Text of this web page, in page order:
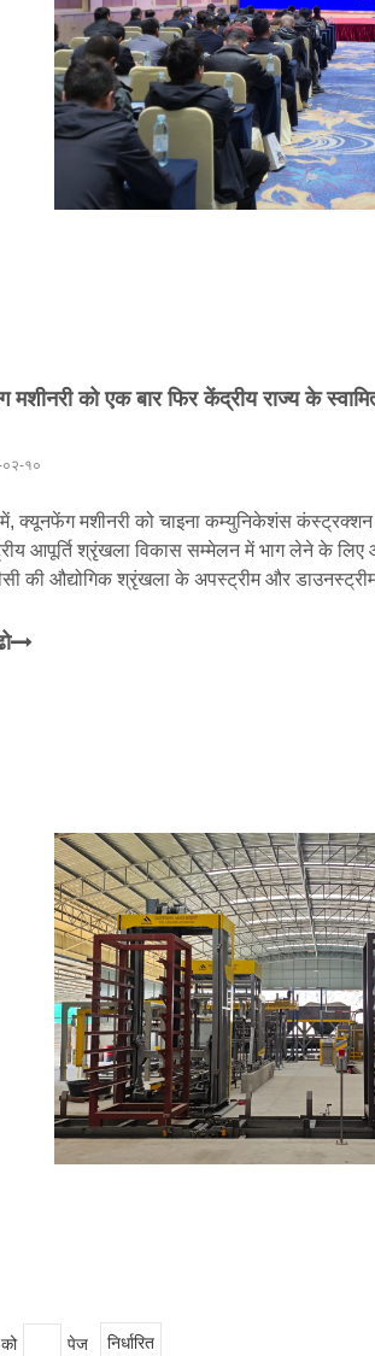
१०
में, क्यूनफेंग मशीनरी को चाइना कम्युनिकेशंस
आपूर्ति श्रृंखला विकास सम्मेलन में भाग लेने के
की औद्योगिक श्रृंखला के अपस्ट्रीम और
पेज निर्धारित